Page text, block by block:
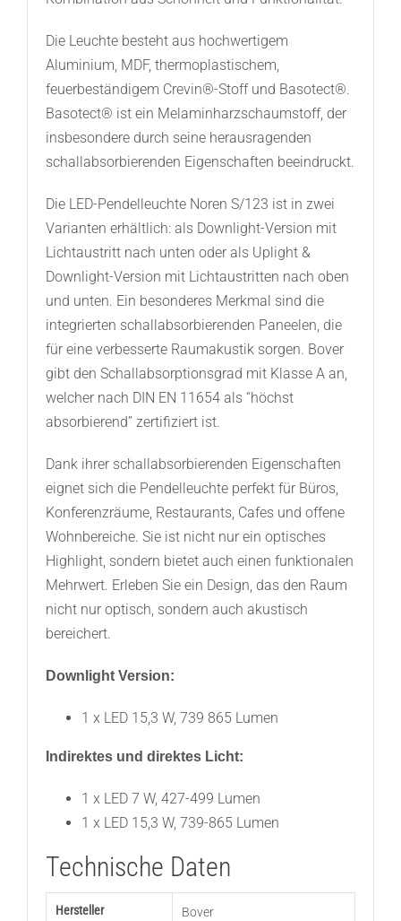
Die Leuchte besteht aus hochwertigem
Aluminium, MDF, thermoplastischem,
feuerbeständigem Crevin®-Stoff und Basotect®.
Basotect® ist ein Melaminharzschaumstoff, der
insbesondere durch seine herausragenden
schallabsorbierenden Eigenschaften beeindruckt.
Die LED-Pendelleuchte Noren S/123 ist in zwei
Varianten erhältlich: als Downlight-Version mit
Lichtaustritt nach unten oder als Uplight &
Downlight-Version mit Lichtaustritten nach oben
und unten. Ein besonderes Merkmal sind die
integrierten schallabsorbierenden Paneelen, die
für eine verbesserte Raumakustik sorgen. Bover
gibt den Schallabsorptionsgrad mit Klasse A an,
welcher nach DIN EN 11654 als “höchst
absorbierend” zertifiziert ist.
Dank ihrer schallabsorbierenden Eigenschaften
eignet sich die Pendelleuchte perfekt für Büros,
Konferenzräume, Restaurants, Cafes und offene
Wohnbereiche. Sie ist nicht nur ein optisches
Highlight, sondern bietet auch einen funktionalen
Mehrwert. Erleben Sie ein Design, das den Raum
nicht nur optisch, sondern auch akustisch
bereichert.
Downlight Version:
1 x LED 15,3 W, 739 865 Lumen
Indirektes und direktes Licht:
1 x LED 7 W, 427-499 Lumen
1 x LED 15,3 W, 739-865 Lumen
Technische Daten
Hersteller Bover